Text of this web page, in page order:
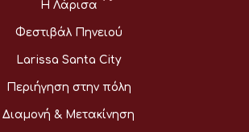
Η Λάρισα
Φεστιβάλ Πηνειού
Larissa Santa City
Περιήγηση στην πόλη
Διαμονή & Μετακίνηση